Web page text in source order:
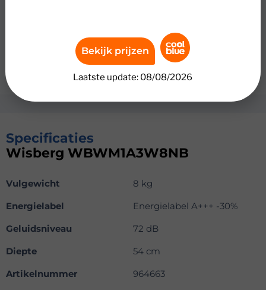
overloopbeveiliging en slangbeveiliging. Bij lekkage stopt
de watertoevoer automatisch. Je wast kleine en
middelgrote ladingen tot 8 kilogram, zoals beddengoed
of kleding van een paar dagen.
Specificaties
Wisberg WBWM1A3W8NB
Vulgewicht
8 kg
Energielabel
Energielabel A+++ -30%
Geluidsniveau
72 dB
Diepte
54 cm
Artikelnummer
964663
Bekijk prijzen
Laatste update: 08/08/2026